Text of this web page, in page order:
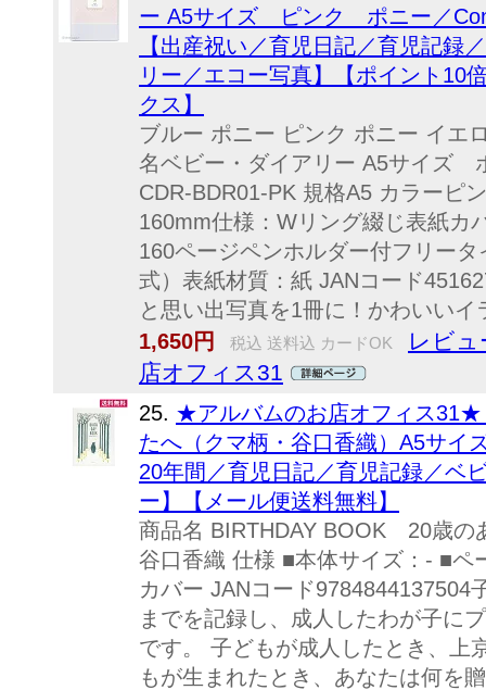
ー A5サイズ ピンク ポニー／
【出産祝い／育児日記／育児記録
リー／エコー写真】【ポイント10
クス】
ブルー ポニー ピンク ポニー イエ
名ベビー・ダイアリー A5サイズ
CDR-BDR01-PK 規格A5 カラーピ
160mm仕様：Wリング綴じ表紙カ
160ページペンホルダー付フリー
式）表紙材質：紙 JANコード
と思い出写真を1冊に！かわいい
1,650円
税込 送料込 カードOK
レビュ
店オフィス31
25. ★アルバムのお店オフィス
たへ（クマ柄・谷口香織）A5サイ
20年間／育児日記／育児記録／ベ
ー】【メール便送料無料】
商品名 BIRTHDAY BOOK 20歳の
谷口香織 仕様 ■本体サイズ：- ■ペ
カバー JANコード9784844137504
までを記録し、成人したわが子に
です。 子どもが成人したとき、上
もが生まれたとき、あなたは何を